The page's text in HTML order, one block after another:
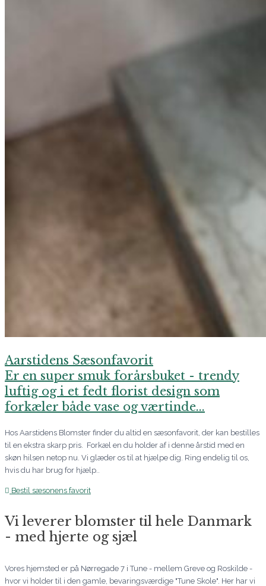
Aarstidens Sæsonfavorit
Er en super smuk forårsbuket - trendy
luftig og i et fedt florist design som
forkæler både vase og værtinde...
Hos Aarstidens Blomster finder du altid en sæsonfavorit, der kan bestilles
til en ekstra skarp pris. Forkæl en du holder af i denne årstid med en
skøn hilsen netop nu. Vi glæder os til at hjælpe dig. Ring endelig til os,
hvis du har brug for hjælp..
Bestil sæsonens favorit
Vi leverer blomster til hele Danmark
- med hjerte og sjæl
Vores hjemsted er på Nørregade 7 i Tune - mellem Greve og Roskilde -
hvor vi holder til i den gamle, bevaringsværdige "Tune Skole". Her har vi